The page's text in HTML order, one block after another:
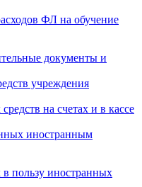
ФЛ на обучение
документы и
учреждения
на счетах и в кассе
иностранным
в пользу иностранных